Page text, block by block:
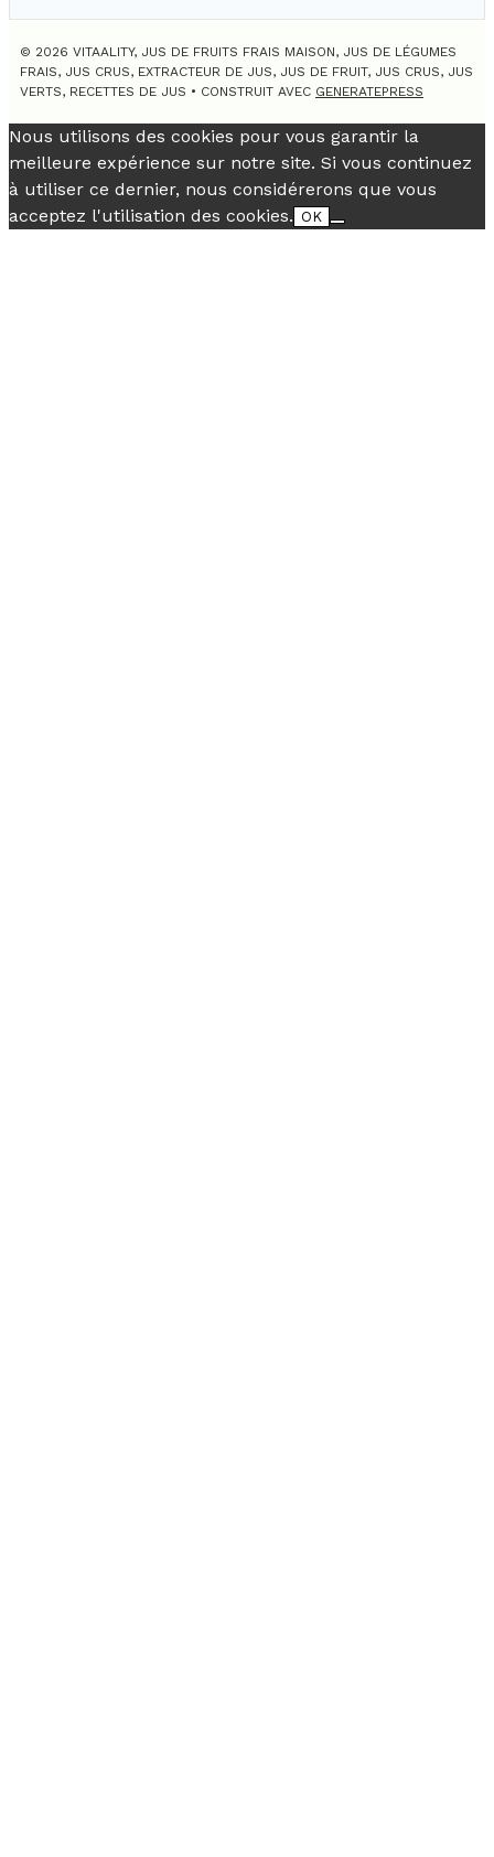
© 2026 VITAALITY, JUS DE FRUITS FRAIS MAISON, JUS DE LÉGUMES
FRAIS, JUS CRUS, EXTRACTEUR DE JUS, JUS DE FRUIT, JUS CRUS, JUS
VERTS, RECETTES DE JUS • CONSTRUIT AVEC GENERATEPRESS
Nous utilisons des cookies pour vous garantir la
meilleure expérience sur notre site. Si vous continuez
à utiliser ce dernier, nous considérerons que vous
acceptez l'utilisation des cookies. OK